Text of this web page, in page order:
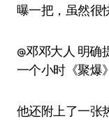
曝一把，虽然很
@邓邓大人 明确
一个小时《聚爆
他还附上了一张